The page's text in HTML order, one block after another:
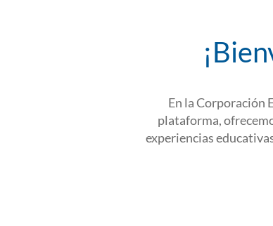
En la Corporación
plataforma,
experiencias